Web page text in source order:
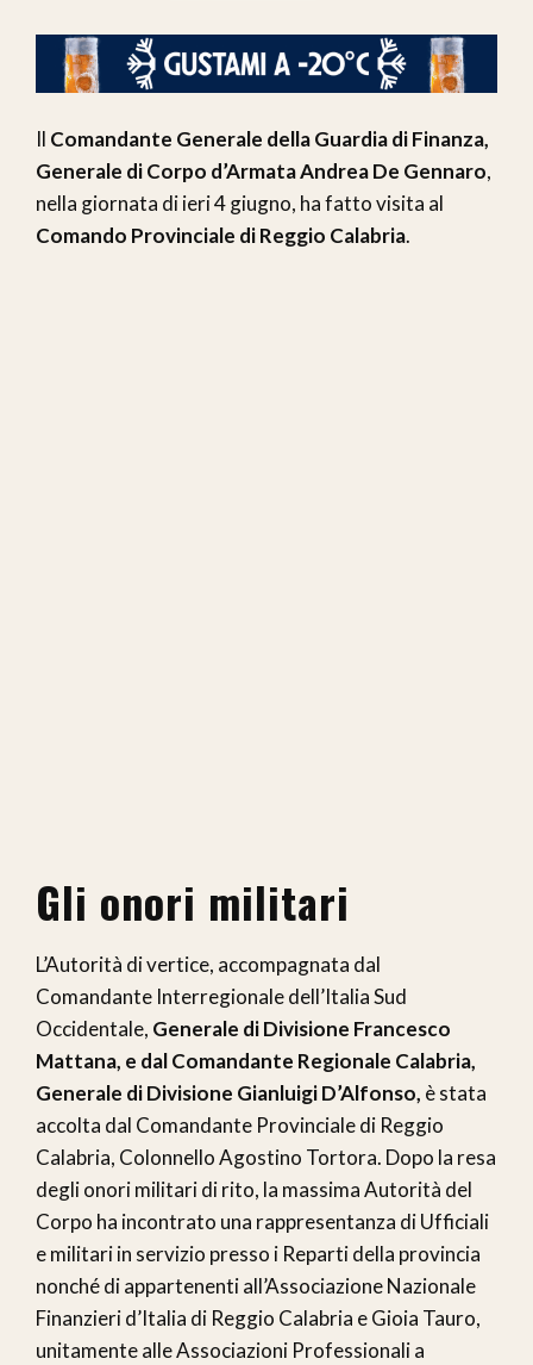
Il Comandante Generale della Guardia di Finanza,
Generale di Corpo d’Armata Andrea De Gennaro,
nella giornata di ieri 4 giugno, ha fatto visita al
Comando Provinciale di Reggio Calabria.
Gli onori militari
L’Autorità di vertice, accompagnata dal
Comandante Interregionale dell’Italia Sud
Occidentale, Generale di Divisione Francesco
Mattana, e dal Comandante Regionale Calabria,
Generale di Divisione Gianluigi D’Alfonso, è stata
accolta dal Comandante Provinciale di Reggio
Calabria, Colonnello Agostino Tortora. Dopo la resa
degli onori militari di rito, la massima Autorità del
Corpo ha incontrato una rappresentanza di Ufficiali
e militari in servizio presso i Reparti della provincia
nonché di appartenenti all’Associazione Nazionale
Finanzieri d’Italia di Reggio Calabria e Gioia Tauro,
unitamente alle Associazioni Professionali a